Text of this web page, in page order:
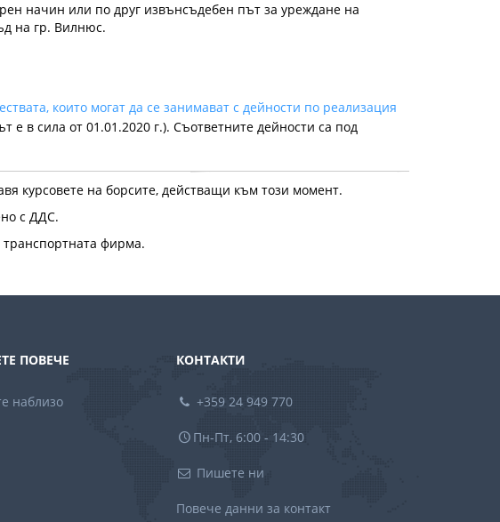
начин или по друг извънсъдебен път за уреждане на
на гр. Вилнюс.
които могат да се занимават с дейности по реализация
е в сила от 01.01.2020 г.). Съответните дейности са под
курсовете на борсите, действащи към този момент.
с ДДС.
транспортната фирма.
ПОВЕЧЕ
наблизо
КОНТАКТИ
+359 24 949 770
Пн-Пт, 6:00 - 14:30
Пишете ни
Повече данни за контакт